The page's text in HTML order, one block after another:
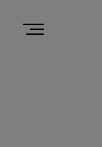
К